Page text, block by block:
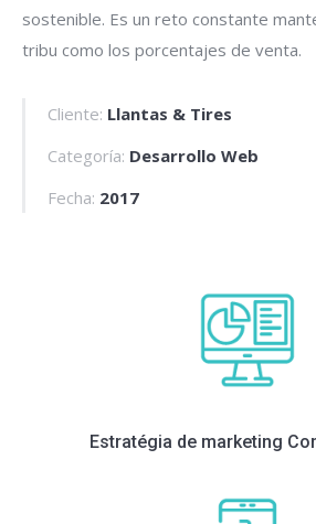
sostenible. Es un reto constante
tribu como los porcentajes de venta.
Cliente: Llantas & Tires
Categoría: Desarrollo Web
Fecha: 2017
Estratégia de marketing